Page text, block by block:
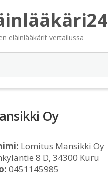
eläinlääkärit vertailussa
Oy
Lomitus Mansikki Oy
8 D, 34300 Kuru
0451145985